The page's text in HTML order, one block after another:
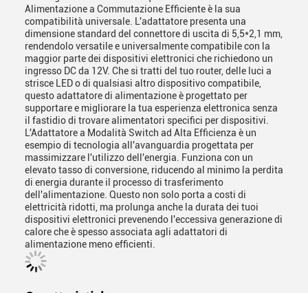
Alimentazione a Commutazione Efficiente è la sua
compatibilità universale. L'adattatore presenta una
dimensione standard del connettore di uscita di 5,5*2,1 mm,
rendendolo versatile e universalmente compatibile con la
maggior parte dei dispositivi elettronici che richiedono un
ingresso DC da 12V. Che si tratti del tuo router, delle luci a
strisce LED o di qualsiasi altro dispositivo compatibile,
questo adattatore di alimentazione è progettato per
supportare e migliorare la tua esperienza elettronica senza
il fastidio di trovare alimentatori specifici per dispositivi.
L'Adattatore a Modalità Switch ad Alta Efficienza è un
esempio di tecnologia all'avanguardia progettata per
massimizzare l'utilizzo dell'energia. Funziona con un
elevato tasso di conversione, riducendo al minimo la perdita
di energia durante il processo di trasferimento
dell'alimentazione. Questo non solo porta a costi di
elettricità ridotti, ma prolunga anche la durata dei tuoi
dispositivi elettronici prevenendo l'eccessiva generazione di
calore che è spesso associata agli adattatori di
alimentazione meno efficienti.